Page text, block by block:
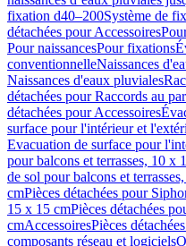
fixation d40–200Système de
détachées pour Accessoires
Pour naissancesPour fixations
conventionnelleNaissances
Naissances d'eaux pluviales
détachées pour Raccords au
détachées pour Accessoires
surface pour l'intérieur et
Evacuation de surface pour
pour balcons et terrasses, 10 x
de sol pour balcons et
cmPièces détachées pour
15 x 15 cmPièces détachées
cmAccessoiresPièces
composants réseau et logiciels